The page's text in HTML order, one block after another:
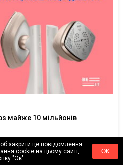
майже 10 мільйонів
закрити це повідомлення
cookieна цьому сайті,
"Ок".
ОК